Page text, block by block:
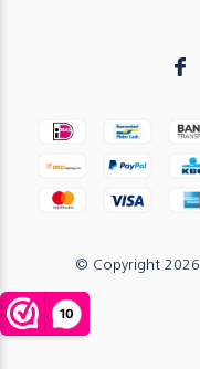
© Copyright 2026